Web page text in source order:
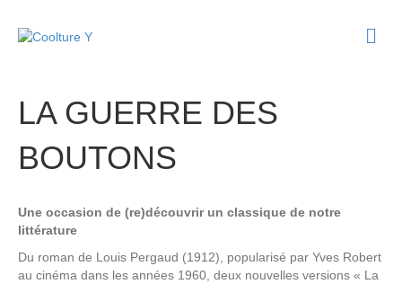
LA GUERRE DES
BOUTONS
Une occasion de (re)découvrir un classique de notre
littérature
Du roman de Louis Pergaud (1912), popularisé par Yves Robert
au cinéma dans les années 1960, deux nouvelles versions « La